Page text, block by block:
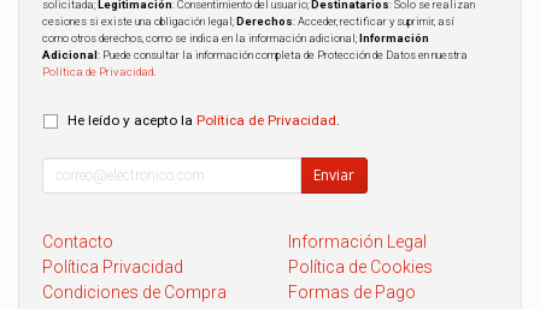
solicitada;Legitimación: Consentimiento del usuario;Destinatarios: Solo se realizan
cesiones si existe una obligación legal;Derechos: Acceder, rectificar y suprimir, así
como otros derechos, como se indica en la información adicional;Información
Adicional: Puede consultar la información completa de Protección de Datos en nuestra
Política de Privacidad
He leído y acepto la Política de Privacidad.
Enviar
Contacto
Información Legal
Política Privacidad
Política de Cookies
Condiciones de Compra
Formas de Pago